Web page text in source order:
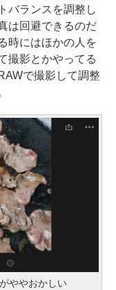
バランスを調整し
は回避できるのだ
時にはほかの人を
撮影とかやってる
で撮影して調整
ややおかしい